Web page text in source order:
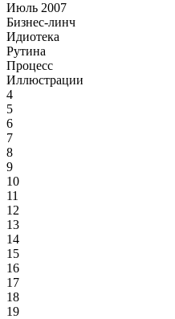
Июль 2007
Бизнес-линч
Идиотека
Рутина
Процесс
Иллюстрации
4
5
6
7
8
9
10
11
12
13
14
15
16
17
18
19